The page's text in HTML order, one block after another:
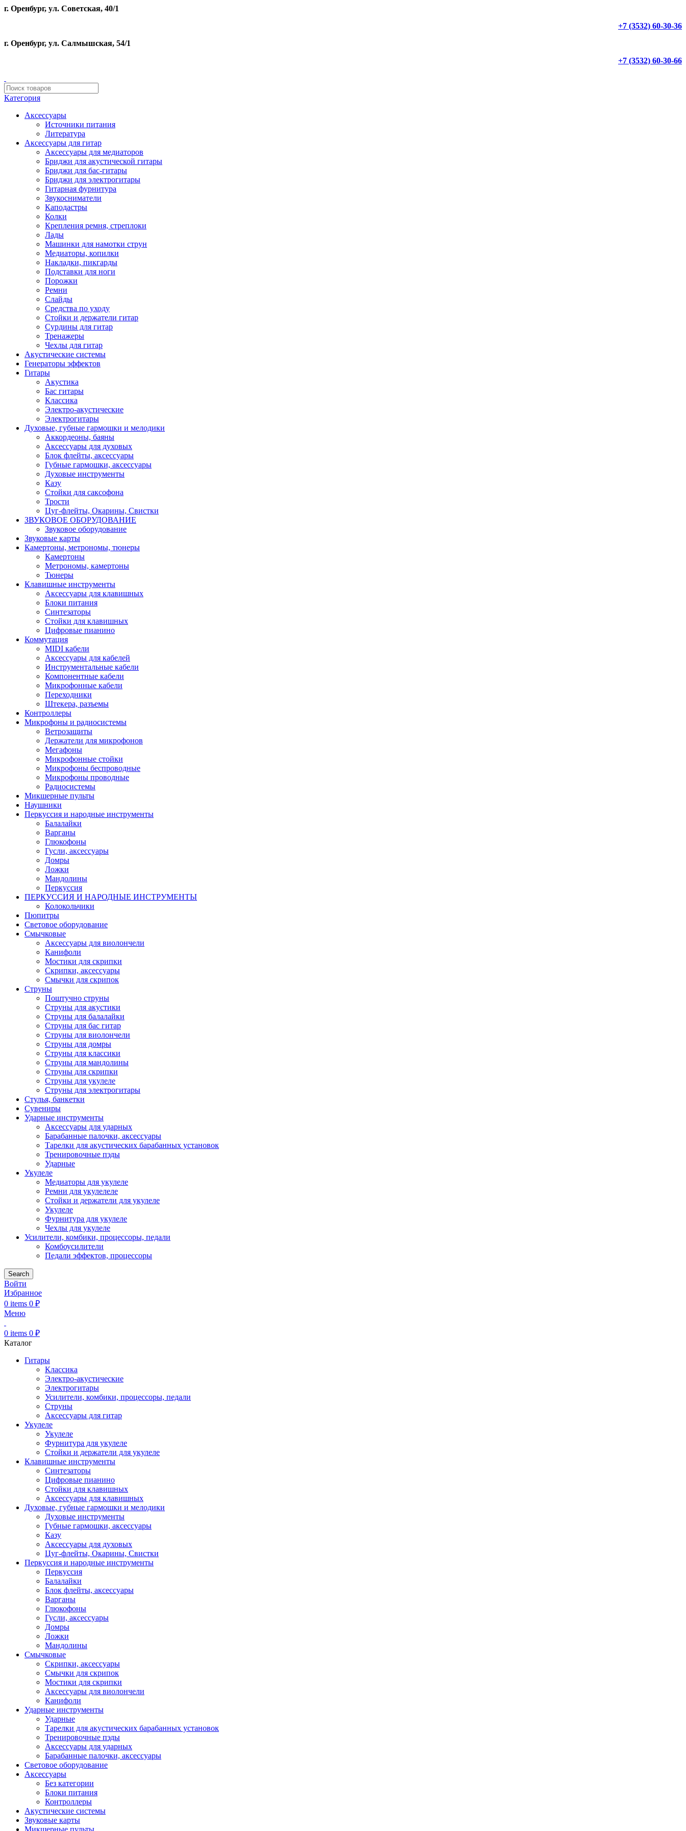
г. Оренбург, ул. Советская, 40/1
+7 (3532) 60-30-36
г. Оренбург, ул. Салмышская, 54/1
+7 (3532) 60-30-66
Категория
Аксессуары
Источники питания
Литература
Аксессуары для гитар
Аксессуары для медиаторов
Бриджи для акустической гитары
Бриджи для бас-гитары
Бриджи для электрогитары
Гитарная фурнитура
Звукосниматели
Каподастры
Колки
Крепления ремня, стреплоки
Лады
Машинки для намотки струн
Медиаторы, копилки
Накладки, пикгарды
Подставки для ноги
Порожки
Ремни
Слайды
Средства по уходу
Стойки и держатели гитар
Сурдины для гитар
Тренажеры
Чехлы для гитар
Акустические системы
Генераторы эффектов
Гитары
Акустика
Бас гитары
Классика
Электро-акустические
Электрогитары
Духовые, губные гармошки и мелодики
Аккордеоны, баяны
Аксессуары для духовых
Блок флейты, аксессуары
Губные гармошки, аксессуары
Духовые инструменты
Казу
Стойки для саксофона
Трости
Цуг-флейты, Окарины, Свистки
ЗВУКОВОЕ ОБОРУДОВАНИЕ
Звуковое оборудование
Звуковые карты
Камертоны, метрономы, тюнеры
Камертоны
Метрономы, камертоны
Тюнеры
Клавишные инструменты
Аксессуары для клавишных
Блоки питания
Синтезаторы
Стойки для клавишных
Цифровые пианино
Коммутация
MIDI кабели
Аксессуары для кабелей
Инструментальные кабели
Компонентные кабели
Микрофонные кабели
Переходники
Штекера, разъемы
Контроллеры
Микрофоны и радиосистемы
Ветрозащиты
Держатели для микрофонов
Мегафоны
Микрофонные стойки
Микрофоны беспроводные
Микрофоны проводные
Радиосистемы
Микшерные пульты
Наушники
Перкуссия и народные инструменты
Балалайки
Варганы
Глюкофоны
Гусли, аксессуары
Домры
Ложки
Мандолины
Перкуссия
ПЕРКУССИЯ И НАРОДНЫЕ ИНСТРУМЕНТЫ
Колокольчики
Пюпитры
Световое оборудование
Смычковые
Аксессуары для виолончели
Канифоли
Мостики для скрипки
Скрипки, аксессуары
Смычки для скрипок
Струны
Поштучно струны
Струны для акустики
Струны для балалайки
Струны для бас гитар
Струны для виолончели
Струны для домры
Струны для классики
Струны для мандолины
Струны для скрипки
Струны для укулеле
Струны для электрогитары
Стулья, банкетки
Сувениры
Ударные инструменты
Аксессуары для ударных
Барабанные палочки, аксессуары
Тарелки для акустических барабанных установок
Тренировочные пэды
Ударные
Укулеле
Медиаторы для укулеле
Ремни для укулелеле
Стойки и держатели для укулеле
Укулеле
Фурнитура для укулеле
Чехлы для укулеле
Усилители, комбики, процессоры, педали
Комбоусилители
Педали эффектов, процессоры
Search
Войти
Избранное
0 items 0 ₽
Меню
0 items 0 ₽
Каталог
Гитары
Классика
Электро-акустические
Электрогитары
Усилители, комбики, процессоры, педали
Струны
Аксессуары для гитар
Укулеле
Укулеле
Фурнитура для укулеле
Стойки и держатели для укулеле
Клавишные инструменты
Синтезаторы
Цифровые пианино
Стойки для клавишных
Аксессуары для клавишных
Духовые, губные гармошки и мелодики
Духовые инструменты
Губные гармошки, аксессуары
Казу
Аксессуары для духовых
Цуг-флейты, Окарины, Свистки
Перкуссия и народные инструменты
Перкуссия
Балалайки
Блок флейты, аксессуары
Варганы
Глюкофоны
Гусли, аксессуары
Домры
Ложки
Мандолины
Смычковые
Скрипки, аксессуары
Смычки для скрипок
Мостики для скрипки
Аксессуары для виолончели
Канифоли
Ударные инструменты
Ударные
Тарелки для акустических барабанных установок
Тренировочные пэды
Аксессуары для ударных
Барабанные палочки, аксессуары
Световое оборудование
Аксессуары
Без категории
Блоки питания
Контроллеры
Акустические системы
Звуковые карты
Микшерные пульты